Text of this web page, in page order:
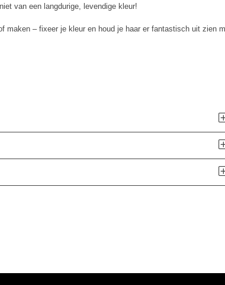
van een langdurige, levendige kleur!
maken – fixeer je kleur en houd je haar er fantastisch uit zien